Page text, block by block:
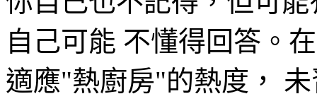
自己可能 不懂得回答。
適應"熱廚房"的熱度，